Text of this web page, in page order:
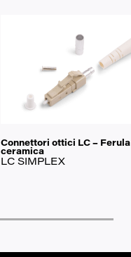
Connettori ottici LC – Ferula
ceramica
LC SIMPLEX